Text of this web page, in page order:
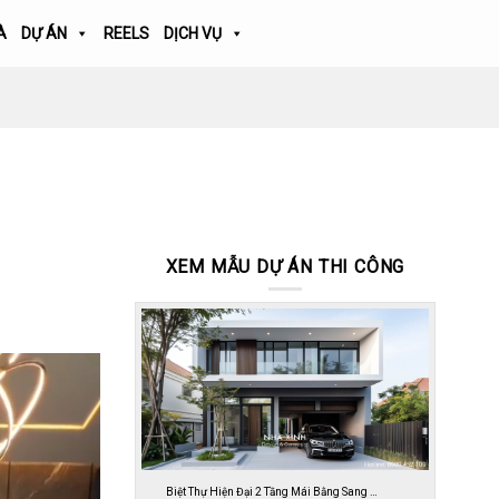
DỰ ÁN REELS DỊCH VỤ
XEM MẪU DỰ ÁN THI CÔNG
Biệt Thự Hiện Đại 2 Tầng Mái Bằng Sang …